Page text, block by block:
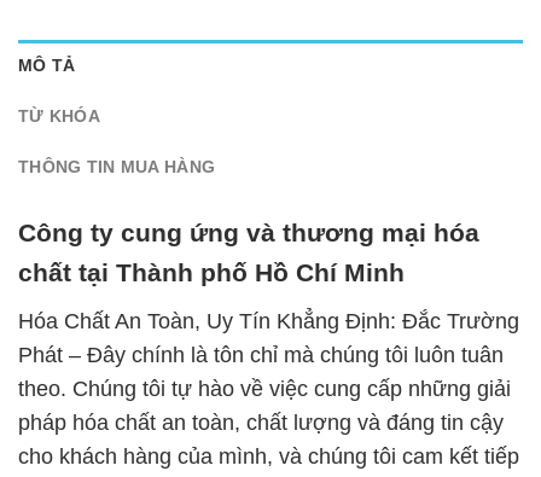
MÔ TẢ
TỪ KHÓA
THÔNG TIN MUA HÀNG
Công ty cung ứng và thương mại hóa
chất tại Thành phố Hồ Chí Minh
Hóa Chất An Toàn, Uy Tín Khẳng Định: Đắc Trường
Phát – Đây chính là tôn chỉ mà chúng tôi luôn tuân
theo. Chúng tôi tự hào về việc cung cấp những giải
pháp hóa chất an toàn, chất lượng và đáng tin cậy
cho khách hàng của mình, và chúng tôi cam kết tiếp